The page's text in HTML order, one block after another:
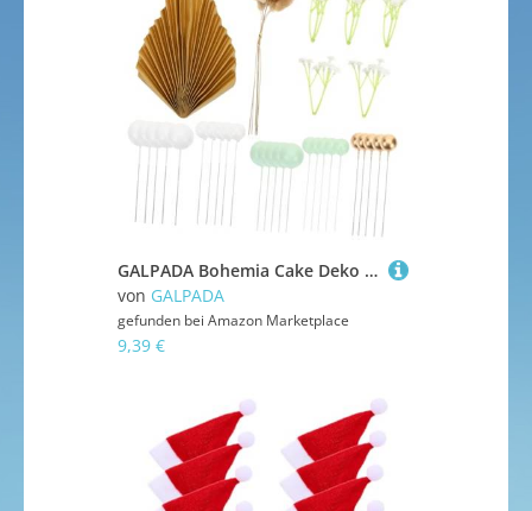
GALPADA Bohemia Cake Deko Geburtstagsparty Tortendeko Papierfächer Metallkugeln Palmenblätter Papier Kunststoff Vielseitig für Feierlichkeiten
von GALPADA
gefunden bei Amazon Marketplace
9,39 €